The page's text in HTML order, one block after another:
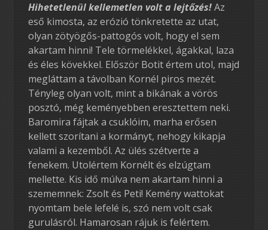
Hihetetlenül kellemetlen volt a lejtőzés!Az
eső kimosta, az erózió tönkretette az utat,
olyan zötyögős-pattogós volt, hogy el sem
akartam hinni! Tele törmelékkel, ágakkal, laza
és éles kövekkel. Először Botit értem utol, majd
megláttam a távolban Kornél piros mezét.
Tényleg olyan volt, mint a bikának a vörös
posztó, még keményebben eresztettem neki.
Baromira fájtak a csuklóim, marha erősen
kellett szorítani a kormányt, nehogy kikapja
valami a kezemből. Az ülés szétverte a
fenekem. Utolértem Kornélt és elzúgtam
mellette. Kis idő múlva nem akartam hinni a
szememnek: Zsolt és Peti! Kemény wattokat
nyomtam bele lefelé is, szó nem volt csak
gurulásról. Hamarosan rájuk is felértem.